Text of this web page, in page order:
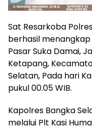
Sat Resarkoba
berhasil
Pasar Suka Damai,
Ketapang,
Selatan, Pada hari
pukul 00.05 WIB.
Kapolres Bangka
melalui Plt Kasi